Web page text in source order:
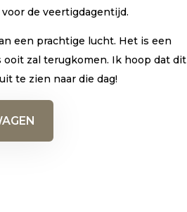
de veertigdagentijd.
een prachtige lucht. Het is een
ooit zal terugkomen. Ik hoop dat dit
te zien naar die dag!